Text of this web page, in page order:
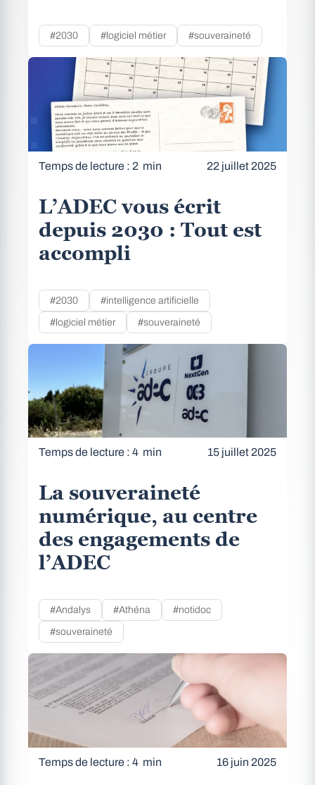
#2030 #logiciel métier #souveraineté
Temps de lecture : 2 min 22 juillet 2025
L’ADEC vous écrit
depuis 2030 : Tout est
accompli
#2030 #intelligence artificielle
#logiciel métier #souveraineté
Temps de lecture : 4 min 15 juillet 2025
La souveraineté
numérique, au centre
des engagements de
l’ADEC
#Andalys #Athéna #notidoc
#souveraineté
Temps de lecture : 4 min 16 juin 2025